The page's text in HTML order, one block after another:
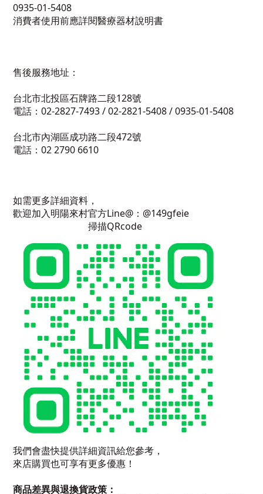
0935-01-5408
消費者使用前應詳閱醫療器材說明書
售後服務地址：
台北市北投區石牌路二段128號
電話：02-2827-7493 / 02-2821-5408 / 0935-01-5408
台北市內湖區成功路二段472號
電話：02 2790 6610
如需更多詳細資料，
歡迎加入明陽來村官方Line@：@149gfeie
掃描QRcode
我們會盡快提供詳細資訊給您參考，
來店購買也可享有更多優惠！
商品差異與退換貨政策：